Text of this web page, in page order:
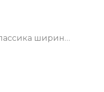
Консоль Американская Классика шириной 133 сантиметра в зеленом цвете